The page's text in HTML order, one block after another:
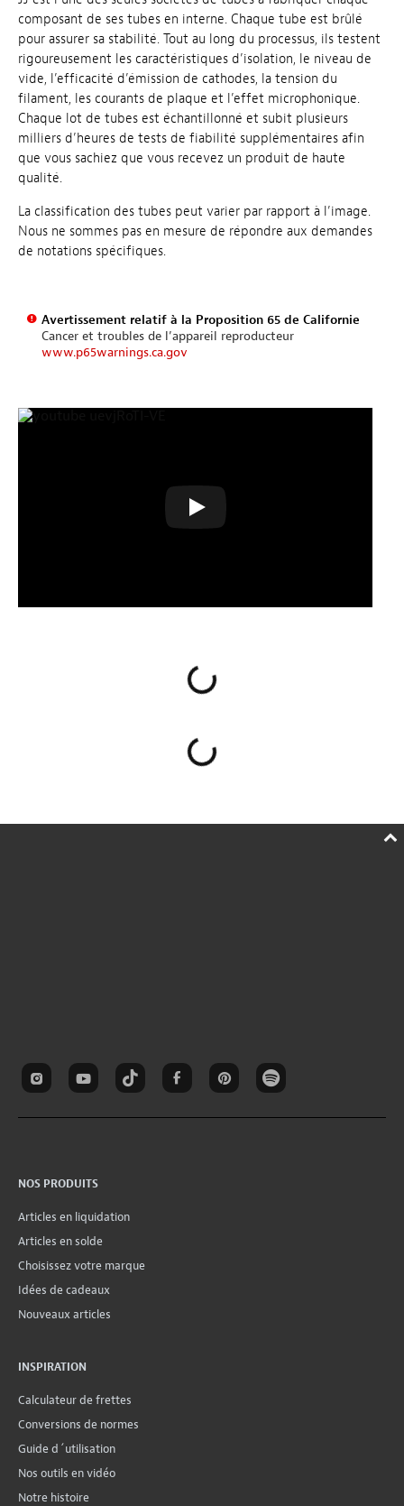
composant de ses tubes en interne. Chaque tube est brûlé
pour assurer sa stabilité. Tout au long du processus, ils testent
rigoureusement les caractéristiques d’isolation, le niveau de
vide, l’efficacité d’émission de cathodes, la tension du
filament, les courants de plaque et l’effet microphonique.
Chaque lot de tubes est échantillonné et subit plusieurs
milliers d’heures de tests de fiabilité supplémentaires afin
que vous sachiez que vous recevez un produit de haute
qualité.
La classification des tubes peut varier par rapport à l’image.
Nous ne sommes pas en mesure de répondre aux demandes
de notations spécifiques.
Avertissement relatif à la Proposition 65 de Californie
Cancer et troubles de l’appareil reproducteur
www.p65warnings.ca.gov
NOS PRODUITS
Articles en liquidation
Articles en solde
Choisissez votre marque
Idées de cadeaux
Nouveaux articles
INSPIRATION
Calculateur de frettes
Conversions de normes
Guide d´utilisation
Nos outils en vidéo
Notre histoire